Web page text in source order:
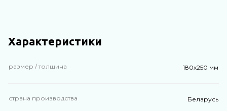
Характеристики
размер / толщина 180х250 мм
страна производства Беларусь